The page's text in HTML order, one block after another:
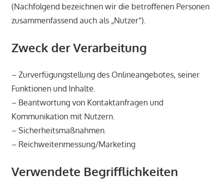
(Nachfolgend bezeichnen wir die betroffenen Personen
zusammenfassend auch als „Nutzer“).
Zweck der Verarbeitung
– Zurverfügungstellung des Onlineangebotes, seiner
Funktionen und Inhalte.
– Beantwortung von Kontaktanfragen und
Kommunikation mit Nutzern.
– Sicherheitsmaßnahmen.
– Reichweitenmessung/Marketing
Verwendete Begrifflichkeiten